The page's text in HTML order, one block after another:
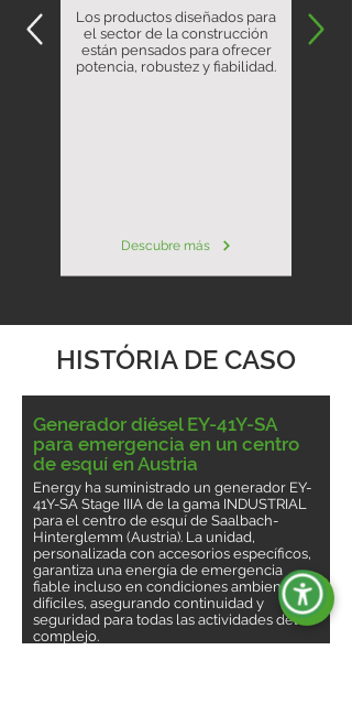
Los productos diseñados para
el sector de la construcción
están pensados para ofrecer
potencia, robustez y fiabilidad.
Descubre más
HISTÓRIA DE CASO
Generador diésel EY-41Y-SA
para emergencia en un centro
de esquí en Austria
Energy ha suministrado un generador EY-
41Y-SA Stage IIIA de la gama INDUSTRIAL
para el centro de esquí de Saalbach-
Hinterglemm (Austria). La unidad,
personalizada con accesorios específicos,
garantiza una energía de emergencia
fiable incluso en condiciones ambientales
difíciles, asegurando continuidad y
seguridad para todas las actividades del
complejo.